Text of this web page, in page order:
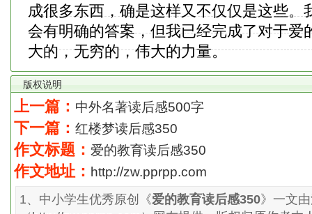
成很多东西，确是这样又不仅仅是这些。
会有明确的答案，但我已经完成了对于
大的，无穷的，伟大的力量。
版权说明
上一篇： 中外名著读后感500字
下一篇： 红楼梦读后感350
作文标题： 爱的教育读后感350
作文地址： http://zw.pprpp.com
1、中小学生优秀原创《爱的教育读后感350》一文